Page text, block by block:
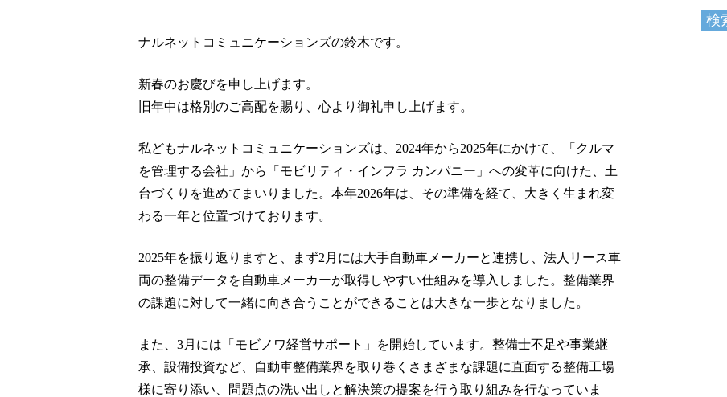
ナルネットコミュニケーションズの鈴木です。
新春のお慶びを申し上げます。
旧年中は格別のご高配を賜り、心より御礼申し上げます。
私どもナルネットコミュニケーションズは、2024年から2025年にかけて、「クルマ
を管理する会社」から「モビリティ・インフラ カンパニー」への変革に向けた、土
台づくりを進めてまいりました。本年2026年は、その準備を経て、大きく生まれ変
わる一年と位置づけております。
2025年を振り返りますと、まず2月には大手自動車メーカーと連携し、法人リース車
両の整備データを自動車メーカーが取得しやすい仕組みを導入しました。整備業界
の課題に対して一緒に向き合うことができることは大きな一歩となりました。
また、3月には「モビノワ経営サポート」を開始しています。整備士不足や事業継
承、設備投資など、自動車整備業界を取り巻くさまざまな課題に直面する整備工場
様に寄り添い、問題点の洗い出しと解決策の提案を行う取り組みを行なっていま